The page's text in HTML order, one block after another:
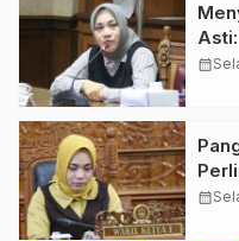
calendar_month
calendar_month